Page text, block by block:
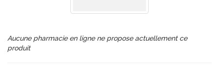
Aucune pharmacie en ligne ne propose actuellement ce
produit